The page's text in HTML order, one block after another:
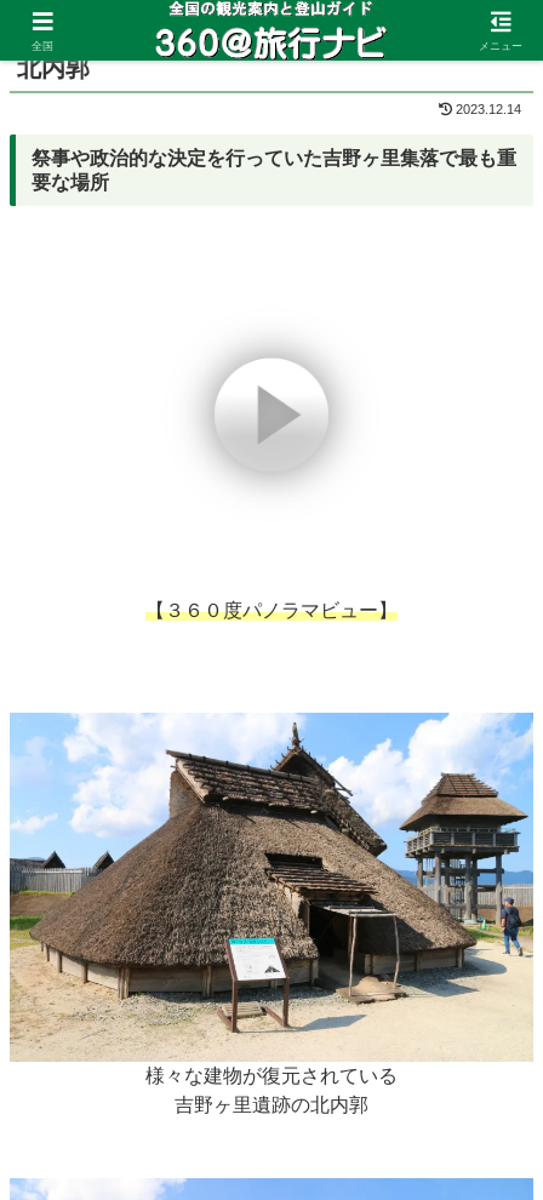
ホーム 佐賀県 吉野ヶ里遺跡
北内郭
2023.12.14
祭事や政治的な決定を行っていた吉野ヶ里集落で最も重
要な場所
【３６０度パノラマビュー】
様々な建物が復元されている
吉野ヶ里遺跡の北内郭
全国 メニュー